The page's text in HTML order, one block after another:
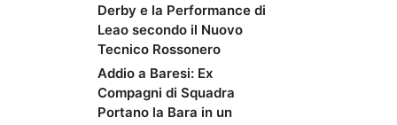
Derby e la Performance di
Leao secondo il Nuovo
Tecnico Rossonero
Addio a Baresi: Ex
Compagni di Squadra
Portano la Bara in un